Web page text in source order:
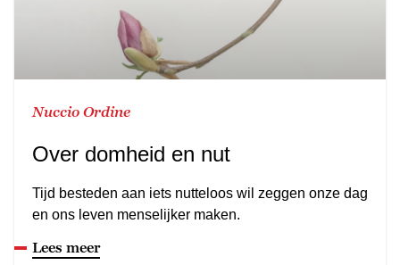
Nuccio Ordine
Over domheid en nut
Tijd besteden aan iets nutteloos wil zeggen onze dag
en ons leven menselijker maken.
Lees meer